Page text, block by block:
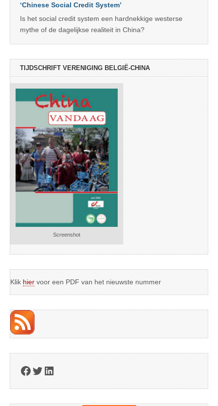
‘Chinese Social Credit System’
Is het social credit system een hardnekkige westerse
mythe of de dagelijkse realiteit in China?
TIJDSCHRIFT VERENIGING BELGIË-CHINA
Screenshot
Klik hier voor een PDF van het nieuwste nummer
Facebook
Twitter
LinkedIn